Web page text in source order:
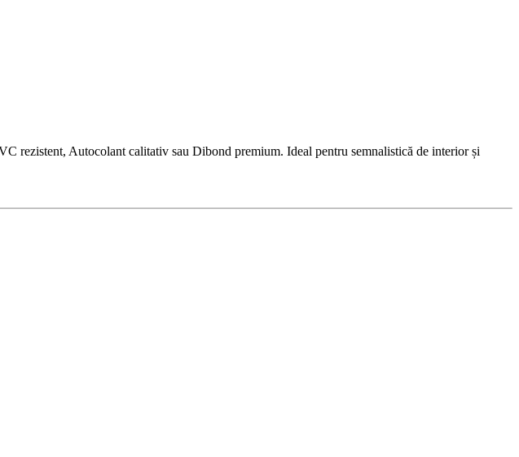
rezistent, Autocolant calitativ sau Dibond premium. Ideal pentru semnalistică de interior și